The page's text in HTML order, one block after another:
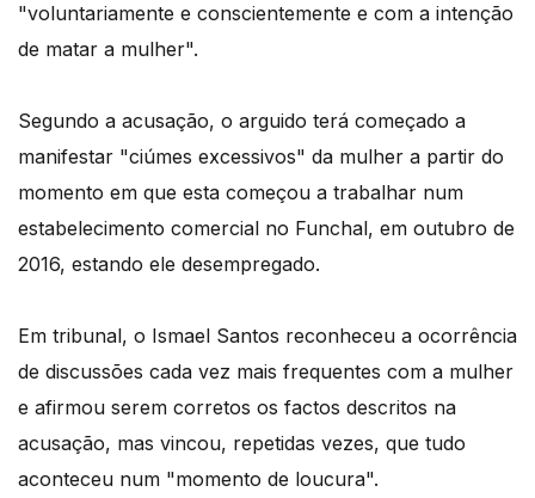
"voluntariamente e conscientemente e com a intenção
de matar a mulher".
Segundo a acusação, o arguido terá começado a
manifestar "ciúmes excessivos" da mulher a partir do
momento em que esta começou a trabalhar num
estabelecimento comercial no Funchal, em outubro de
2016, estando ele desempregado.
Em tribunal, o Ismael Santos reconheceu a ocorrência
de discussões cada vez mais frequentes com a mulher
e afirmou serem corretos os factos descritos na
acusação, mas vincou, repetidas vezes, que tudo
aconteceu num "momento de loucura".